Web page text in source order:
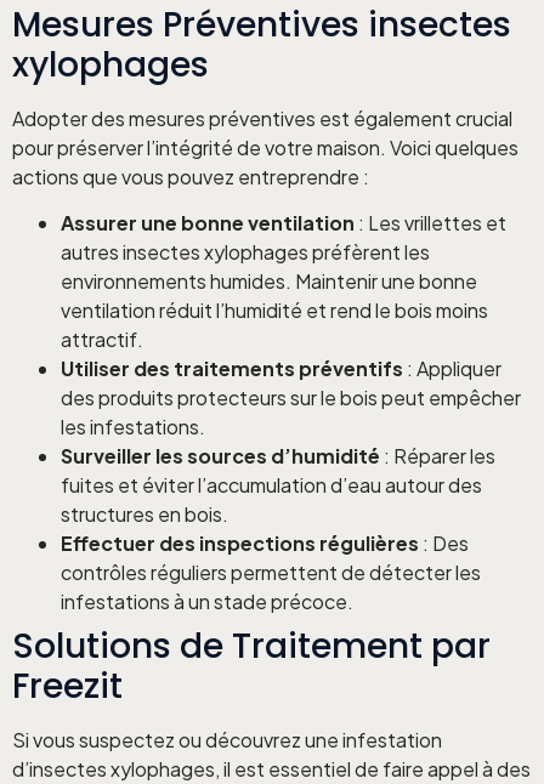
Mesures Préventives insectes
xylophages
Adopter des mesures préventives est également crucial
pour préserver l’intégrité de votre maison. Voici quelques
actions que vous pouvez entreprendre :
Assurer une bonne ventilation : Les vrillettes et
autres insectes xylophages préfèrent les
environnements humides. Maintenir une bonne
ventilation réduit l’humidité et rend le bois moins
attractif.
Utiliser des traitements préventifs : Appliquer
des produits protecteurs sur le bois peut empêcher
les infestations.
Surveiller les sources d’humidité : Réparer les
fuites et éviter l’accumulation d’eau autour des
structures en bois.
Effectuer des inspections régulières : Des
contrôles réguliers permettent de détecter les
infestations à un stade précoce.
Solutions de Traitement par
Freezit
Si vous suspectez ou découvrez une infestation
d’insectes xylophages, il est essentiel de faire appel à des